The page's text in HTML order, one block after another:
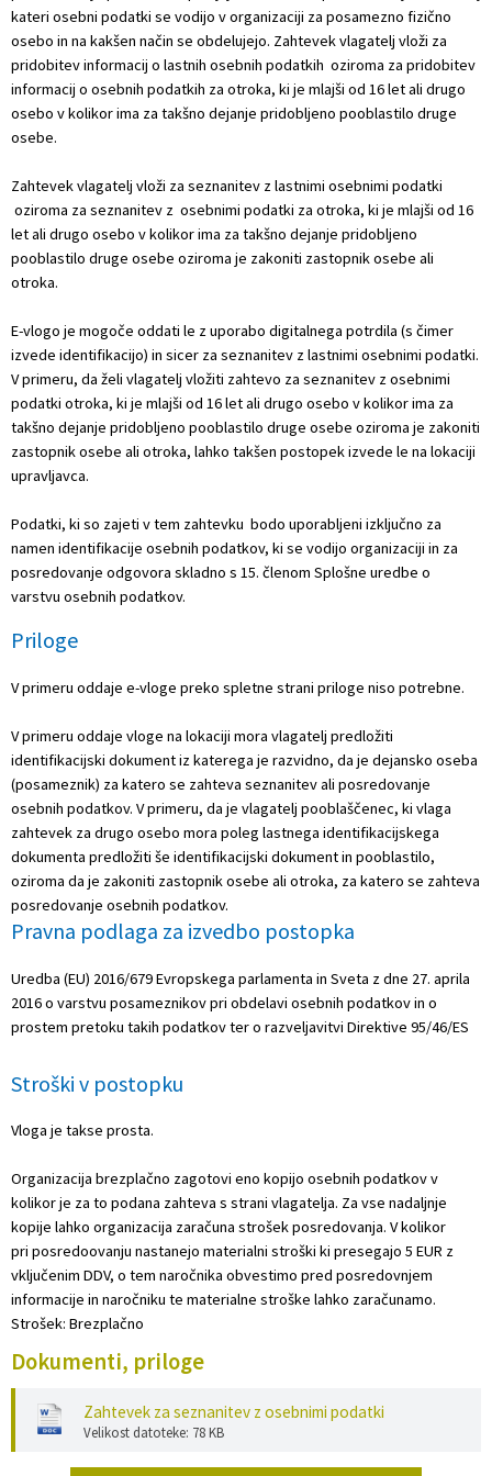
kateri osebni podatki se vodijo v organizaciji za posamezno fizično
osebo in na kakšen način se obdelujejo. Zahtevek vlagatelj vloži za
pridobitev informacij o lastnih osebnih podatkih oziroma za pridobitev
informacij o osebnih podatkih za otroka, ki je mlajši od 16 let ali drugo
osebo v kolikor ima za takšno dejanje pridobljeno pooblastilo druge
osebe.
Zahtevek vlagatelj vloži za seznanitev z lastnimi osebnimi podatki
oziroma za seznanitev z osebnimi podatki za otroka, ki je mlajši od 16
let ali drugo osebo v kolikor ima za takšno dejanje pridobljeno
pooblastilo druge osebe oziroma je zakoniti zastopnik osebe ali
otroka.
E-vlogo je mogoče oddati le z uporabo digitalnega potrdila (s čimer
izvede identifikacijo) in sicer za seznanitev z lastnimi osebnimi podatki.
V primeru, da želi vlagatelj vložiti zahtevo za seznanitev z osebnimi
podatki otroka, ki je mlajši od 16 let ali drugo osebo v kolikor ima za
takšno dejanje pridobljeno pooblastilo druge osebe oziroma je zakoniti
zastopnik osebe ali otroka, lahko takšen postopek izvede le na lokaciji
upravljavca.
Podatki, ki so zajeti v tem zahtevku bodo uporabljeni izključno za
namen identifikacije osebnih podatkov, ki se vodijo organizaciji in za
posredovanje odgovora skladno s 15. členom Splošne uredbe o
varstvu osebnih podatkov.
Priloge
V primeru oddaje e-vloge preko spletne strani priloge niso potrebne.
V primeru oddaje vloge na lokaciji mora vlagatelj predložiti
identifikacijski dokument iz katerega je razvidno, da je dejansko oseba
(posameznik) za katero se zahteva seznanitev ali posredovanje
osebnih podatkov. V primeru, da je vlagatelj pooblaščenec, ki vlaga
zahtevek za drugo osebo mora poleg lastnega identifikacijskega
dokumenta predložiti še identifikacijski dokument in pooblastilo,
oziroma da je zakoniti zastopnik osebe ali otroka, za katero se zahteva
posredovanje osebnih podatkov.
Pravna podlaga za izvedbo postopka
Uredba (EU) 2016/679 Evropskega parlamenta in Sveta z dne 27. aprila
2016 o varstvu posameznikov pri obdelavi osebnih podatkov in o
prostem pretoku takih podatkov ter o razveljavitvi Direktive 95/46/ES
Stroški v postopku
Vloga je takse prosta.
Organizacija brezplačno zagotovi eno kopijo osebnih podatkov v
kolikor je za to podana zahteva s strani vlagatelja. Za vse nadaljnje
kopije lahko organizacija zaračuna strošek posredovanja. V kolikor
pri posredoovanju nastanejo materialni stroški ki presegajo 5 EUR z
vključenim DDV, o tem naročnika obvestimo pred posredovnjem
informacije in naročniku te materialne stroške lahko zaračunamo.
Strošek: Brezplačno
Dokumenti, priloge
Zahtevek za seznanitev z osebnimi podatki
Velikost datoteke: 78 KB
Projekti in investicije
Varstvo osebnih podatkov
Informacije javnega značaja
Lokalne volitve